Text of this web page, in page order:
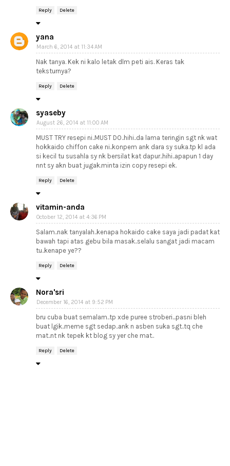
Reply Delete
yana
March 6, 2014 at 11:34 AM
Nak tanya. Kek ni kalo letak dlm peti ais. Keras tak
teksturnya?
Reply Delete
syaseby
August 26, 2014 at 11:00 AM
MUST TRY resepi ni..MUST DO..hihi..da lama teringin sgt nk wat
hokkaido chiffon cake ni..konpem ank dara sy suka.tp kl ada
si kecil tu susahla sy nk bersilat kat dapur..hihi..apapun 1 day
nnt sy akn buat jugak.minta izin copy resepi ek.
Reply Delete
vitamin-anda
October 12, 2014 at 4:36 PM
Salam..nak tanyalah..kenapa hokaido cake saya jadi padat kat
bawah tapi atas gebu bila masak..selalu sangat jadi macam
tu..kenape ye??
Reply Delete
Nora'sri
December 16, 2014 at 9:52 PM
bru cuba buat semalam..tp xde puree stroberi...pasni bleh
buat lgik..meme sgt sedap..ank n asben suka sgt..tq che
mat..nt nk tepek kt blog sy yer che mat..
Reply Delete